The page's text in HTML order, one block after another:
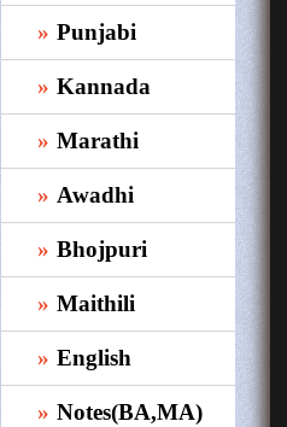
ARRIVALS
CATEGORIES >
Punjabi
Kannada
Marathi
Awadhi
Bhojpuri
Maithili
English
Notes(BA,MA)